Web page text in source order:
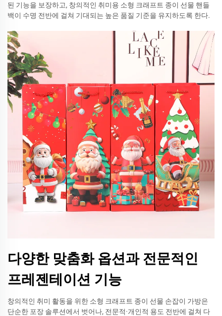
된 기능을 보장하고, 창의적인 취미용 소형 크래프트 종이 선물 핸들
백이 수명 전반에 걸쳐 기대되는 높은 품질 기준을 유지하도록 한다.
다양한 맞춤화 옵션과 전문적인
프레젠테이션 기능
창의적인 취미 활동을 위한 소형 크래프트 종이 선물 손잡이 가방은
단순한 포장 솔루션에서 벗어나, 전문적·개인적 용도 전반에 걸쳐 다